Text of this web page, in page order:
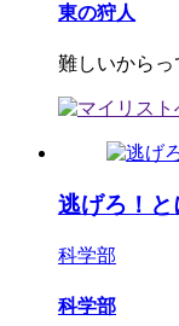
東の狩人
難しいからっ
逃げろ！と
科学部
科学部